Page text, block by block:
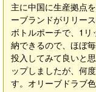
主に中国に生産拠点
ーブランドがリリー
ボトルポーチで、1リ
納できるので、ほぼ
投入してみて良いと
ップしましたが、何
す。オリーブドラブ